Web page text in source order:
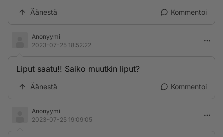
Äänestä Kommentoi
Anonyymi
2023-07-25 18:52:22
Liput saatu!! Saiko muutkin liput?
Äänestä Kommentoi
Anonyymi
2023-07-25 19:09:05